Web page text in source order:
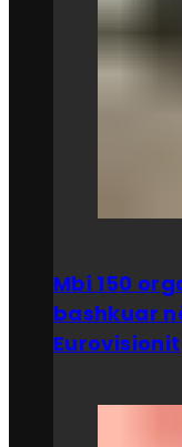
Mbi 150
bashkuar
Eurovisionit